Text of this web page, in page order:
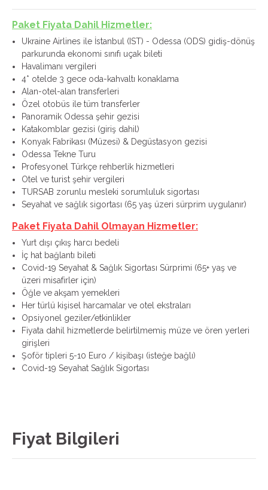
Paket Fiyata Dahil Hizmetler:
Ukraine Airlines ile İstanbul (IST) - Odessa (ODS) gidiş-dönüş
parkurunda ekonomi sınıfı uçak bileti
Havalimanı vergileri
4* otelde 3 gece oda-kahvaltı konaklama
Alan-otel-alan transferleri
Özel otobüs ile tüm transferler
Panoramik Odessa şehir gezisi
Katakomblar gezisi (giriş dahil)
Konyak Fabrikası (Müzesi) & Degüstasyon gezisi
Odessa Tekne Turu
Profesyonel Türkçe rehberlik hizmetleri
Otel ve turist şehir vergileri
TURSAB zorunlu mesleki sorumluluk sigortası
Seyahat ve sağlık sigortası (65 yaş üzeri sürprim uygulanır)
Paket Fiyata Dahil Olmayan Hizmetler:
Yurt dışı çıkış harcı bedeli
İç hat bağlantı bileti
Covid-19 Seyahat & Sağlık Sigortası Sürprimi (65+ yaş ve
üzeri misafirler için)
Öğle ve akşam yemekleri
Her türlü kişisel harcamalar ve otel ekstraları
Opsiyonel geziler/etkinlikler
Fiyata dahil hizmetlerde belirtilmemiş müze ve ören yerleri
girişleri
Şoför tipleri 5-10 Euro / kişibaşı (isteğe bağlı)
Covid-19 Seyahat Sağlık Sigortası
Fiyat Bilgileri